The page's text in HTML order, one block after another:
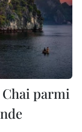
Chai parmi